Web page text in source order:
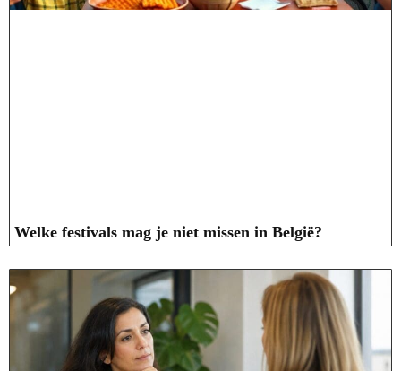
Welke festivals mag je niet missen in België?